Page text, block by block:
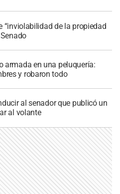
“inviolabilidad de la propiedad
armada en una peluquería:
y robaron todo
al senador que publicó un
al volante